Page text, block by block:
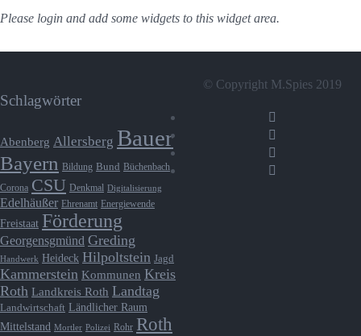
Please login and add some widgets to this widget area.
Schlagwörter
Abenberg Allersberg Bauer
Bayern Bildung Bund Büchenbach
Corona CSU Denkmal Digitalisierung
Edelhäußer Ehrenamt Energiewende
Freistaat Förderung
Georgensgmünd Greding
Handwerk Heideck Hilpoltstein Jagd
Kammerstein Kommunen Kreis
Roth Landkreis Roth Landtag
Landwirtschaft Ländlicher Raum
Mittelstand Mortler Polizei Rohr Roth
© Copyright M.Spies 2019